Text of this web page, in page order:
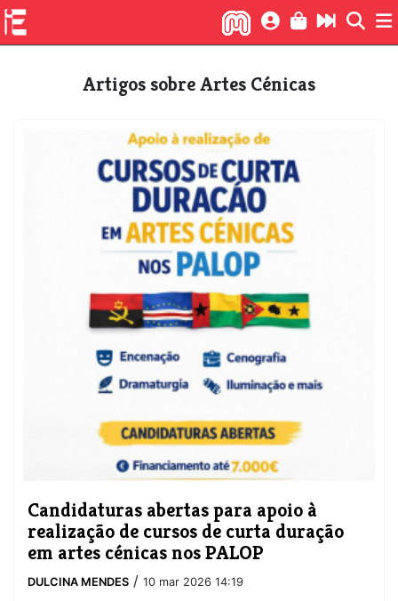
Artigos sobre Artes Cénicas
​Candidaturas abertas para apoio à
realização de cursos de curta duração
em artes cénicas nos PALOP
DULCINA MENDES / 10 mar 2026 14:19